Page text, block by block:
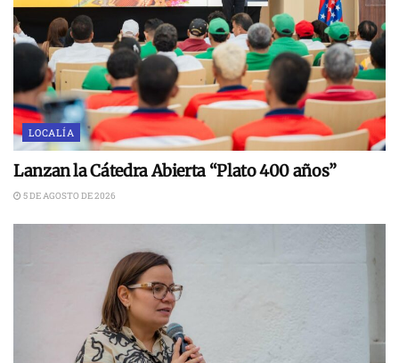
LOCALÍA
Lanzan la Cátedra Abierta “Plato 400 años”
5 DE AGOSTO DE 2026